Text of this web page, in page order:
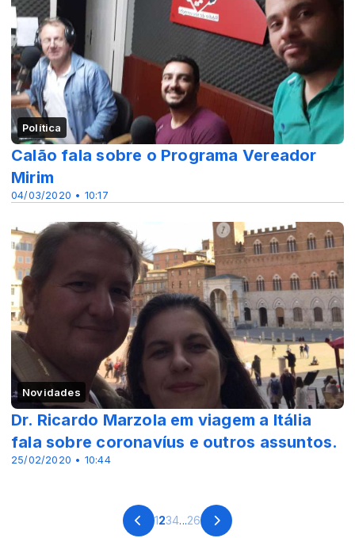
Política
04/03/2020 • 10:17
Calão fala sobre o Programa Vereador
Mirim
Novidades
25/02/2020 • 10:44
Dr. Ricardo Marzola em viagem a Itália
fala sobre coronavíus e outros assuntos.
1234...26